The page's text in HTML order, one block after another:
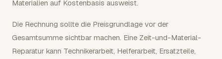
Materialien auf Kostenbasis ausweist.
Die Rechnung sollte die Preisgrundlage vor der
Gesamtsumme sichtbar machen. Eine Zeit-und-Material-
Reparatur kann Technikerarbeit, Helferarbeit, Ersatzteile,